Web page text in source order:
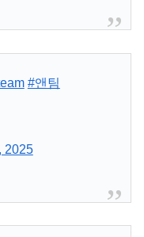
#앤팀
2025